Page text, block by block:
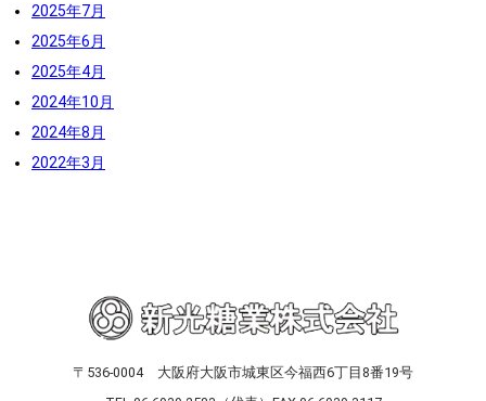
2025年7月
2025年6月
2025年4月
2024年10月
2024年8月
2022年3月
〒536-0004 大阪府大阪市城東区今福西6丁目8番19号